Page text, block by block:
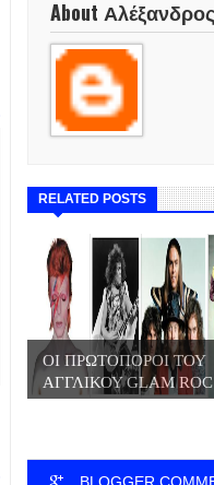
About
RELATED POSTS
ΟΙ ΠΡΩΤΟΠΟΡΟΙ ΤΟΥ
ΑΓΓΛΙΚΟΥ GLAM